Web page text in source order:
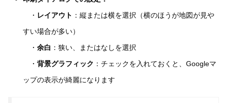
・ レイアウト ：縦または横を選択（横のほうが地図が見や
すい場合が多い）
・ 余白 ：狭い、またはなしを選択
・ 背景グラフィック ：チェックを入れておくと、Googleマ
ップの表示が綺麗になります